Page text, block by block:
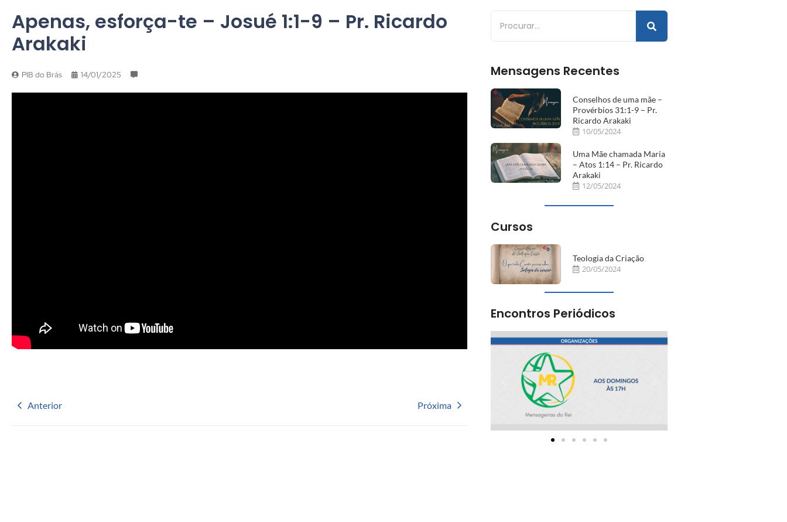
Apenas, esforça-te – Josué 1:1-9 – Pr. Ricardo
Arakaki
PIB do Brás 14/01/2025
Anterior Próxima
Mensagens Recentes
Conselhos de uma mãe –
Provérbios 31:1-9 – Pr.
Ricardo Arakaki
10/05/2024
Uma Mãe chamada Maria
– Atos 1:14 – Pr. Ricardo
Arakaki
12/05/2024
Cursos
Teologia da Criação
20/05/2024
Encontros Periódicos